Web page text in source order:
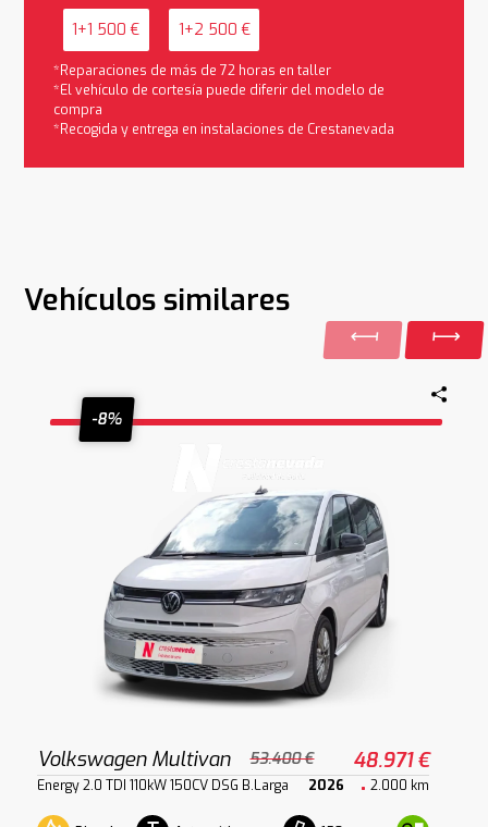
1+1 500 € 1+2 500 €
*Reparaciones de más de 72 horas en taller
*El vehículo de cortesía puede diferir del modelo de
compra
*Recogida y entrega en instalaciones de Crestanevada
Vehículos similares
-8%
Volkswagen Multivan 53.400 € 48.971 €
Energy 2.0 TDI 110kW 150CV DSG B.Larga 2026 2.000 km